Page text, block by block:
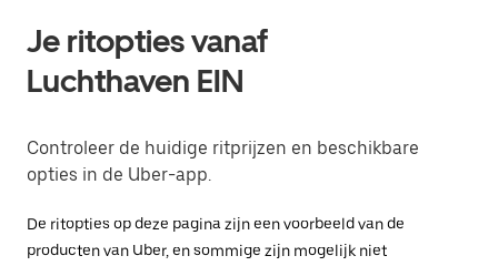
Je ritopties vanaf
Luchthaven EIN
Controleer de huidige ritprijzen en beschikbare
opties in de Uber-app.
De ritopties op deze pagina zijn een voorbeeld van de
producten van Uber, en sommige zijn mogelijk niet